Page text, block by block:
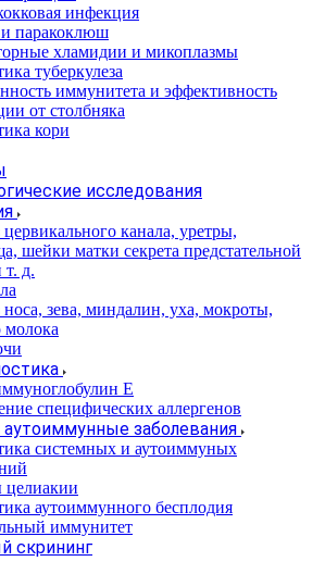
инфекция
паракоклюш
хламидии и микоплазмы
туберкулеза
иммунитета и эффективность
от столбняка
кори
исследования
канала, уретры,
шейки матки секрета предстательной
д.
зева, миндалин, уха, мокроты,
молока
Е
специфических аллергенов
заболевания
системных и аутоиммуных
аутоиммунного бесплодия
иммунитет
скрининг